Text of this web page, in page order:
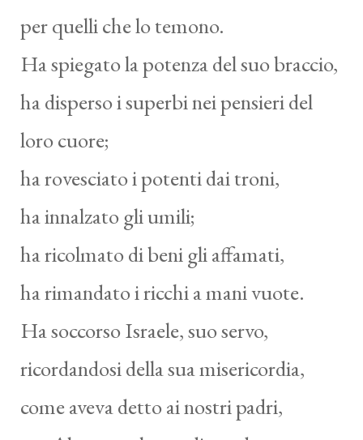
per quelli che lo temono.
Ha spiegato la potenza del suo braccio,
ha disperso i superbi nei pensieri del
loro cuore;
ha rovesciato i potenti dai troni,
ha innalzato gli umili;
ha ricolmato di beni gli affamati,
ha rimandato i ricchi a mani vuote.
Ha soccorso Israele, suo servo,
ricordandosi della sua misericordia,
come aveva detto ai nostri padri,